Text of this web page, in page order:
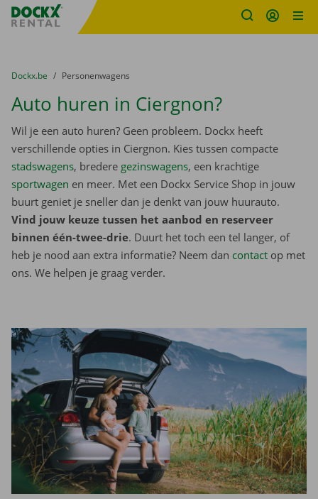
Fratello DEMO
U bevindt zich hier:
van
Dockx.be naar
Personenwagens
Auto huren in Ciergnon?
Wil je een auto huren? Geen probleem. Dockx heeft
verschillende opties in Ciergnon. Kies tussen compacte
stadswagens, bredere gezinswagens, een krachtige
sportwagen en meer. Met een Dockx Service Shop in jouw
buurt geniet je sneller dan je denkt van jouw huurauto.
Vind jouw keuze tussen het aanbod en reserveer
binnen één-twee-drie. Duurt het toch een tel langer, of
heb je nood aan extra informatie? Neem dan contact op met
ons. We helpen je graag verder.